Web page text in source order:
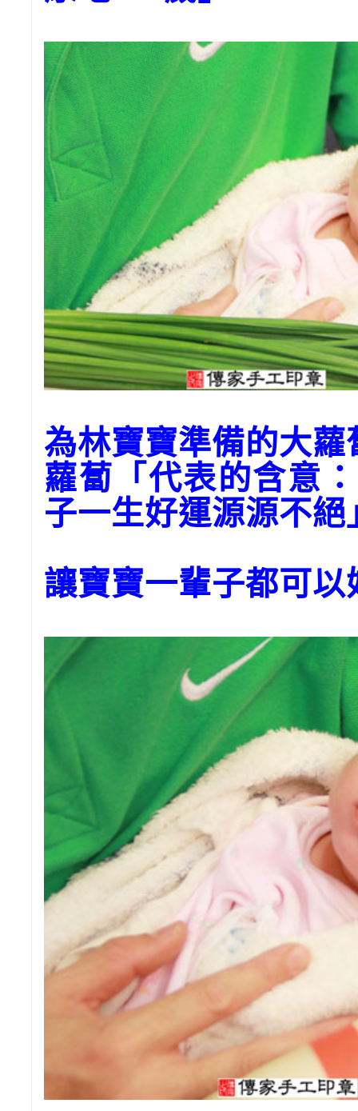
為林寶寶準備的大
蘿蔔「代表的含意
子一生好運源源不絕
讓寶寶一輩子都可以